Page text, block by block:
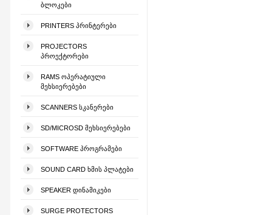
ᲑᲚᲝᲙᲔᲑᲘ
PRINTERS ᲞᲠᲘᲜᲢᲔᲠᲔᲑᲘ
PROJECTORS
ᲞᲠᲝᲔᲥᲢᲝᲠᲔᲑᲘ
RAMS ᲝᲞᲔᲠᲐᲢᲘᲣᲚᲘ
ᲛᲔᲮᲡᲘᲔᲠᲔᲑᲔᲑᲘ
SCANNERS ᲡᲙᲐᲜᲔᲠᲔᲑᲘ
SD/MICROSD ᲛᲔᲮᲡᲘᲔᲠᲔᲑᲔᲑᲘ
SOFTWARE ᲞᲠᲝᲒᲠᲐᲛᲔᲑᲘ
SOUND CARD ᲮᲛᲘᲡ ᲞᲚᲐᲢᲔᲑᲘ
SPEAKER ᲓᲘᲜᲐᲛᲘᲙᲔᲑᲘ
SURGE PROTECTORS